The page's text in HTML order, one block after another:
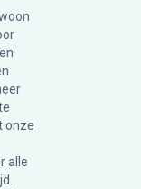
onze
alle